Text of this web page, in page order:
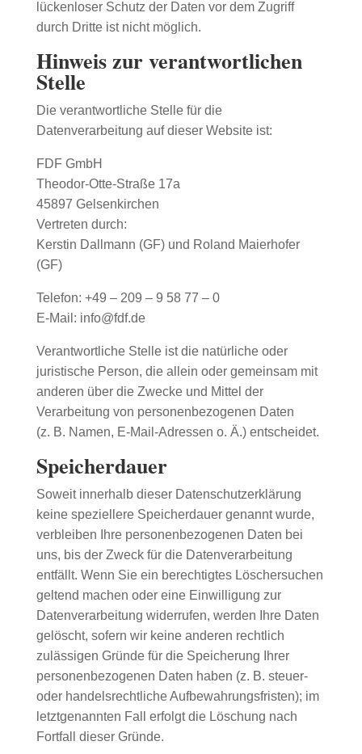
lückenloser Schutz der Daten vor dem Zugriff
durch Dritte ist nicht möglich.
Hinweis zur verantwortlichen
Stelle
Die verantwortliche Stelle für die
Datenverarbeitung auf dieser Website ist:
FDF GmbH
Theodor-Otte-Straße 17a
45897 Gelsenkirchen
Vertreten durch:
Kerstin Dallmann (GF) und Roland Maierhofer
(GF)
Telefon: +49 – 209 – 9 58 77 – 0
E-Mail: info@fdf.de
Verantwortliche Stelle ist die natürliche oder
juristische Person, die allein oder gemeinsam mit
anderen über die Zwecke und Mittel der
Verarbeitung von personenbezogenen Daten
(z. B. Namen, E-Mail-Adressen o. Ä.) entscheidet.
Speicherdauer
Soweit innerhalb dieser Datenschutzerklärung
keine speziellere Speicherdauer genannt wurde,
verbleiben Ihre personenbezogenen Daten bei
uns, bis der Zweck für die Datenverarbeitung
entfällt. Wenn Sie ein berechtigtes Löschersuchen
geltend machen oder eine Einwilligung zur
Datenverarbeitung widerrufen, werden Ihre Daten
gelöscht, sofern wir keine anderen rechtlich
zulässigen Gründe für die Speicherung Ihrer
personenbezogenen Daten haben (z. B. steuer-
oder handelsrechtliche Aufbewahrungsfristen); im
letztgenannten Fall erfolgt die Löschung nach
Fortfall dieser Gründe.